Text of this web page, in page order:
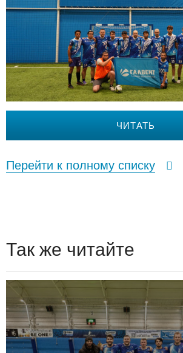
ЧИТАТЬ
Перейти к полному списку
Так же читайте